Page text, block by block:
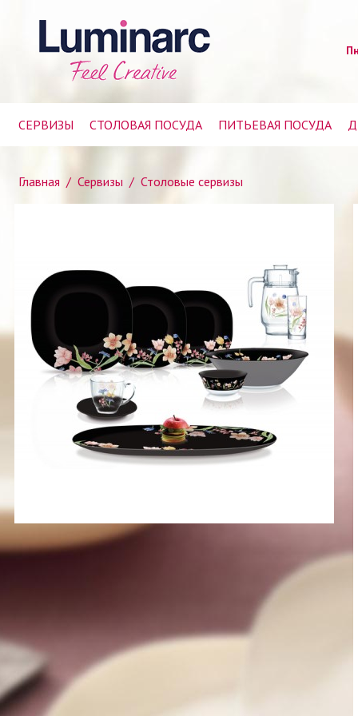
СЕРВИЗЫ СТОЛОВАЯ ПОСУДА ПИТЬЕВАЯ ПОСУДА
Главная / Сервизы / Столовые сервизы